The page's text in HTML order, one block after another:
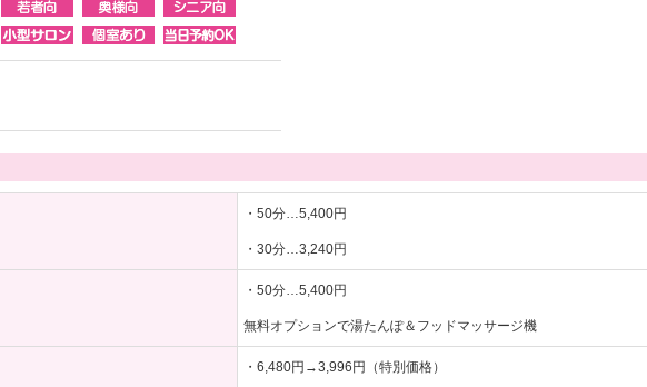
・50分…5,400円
・30分…3,240円
・50分…5,400円
無料オプションで湯たんぽ＆フッドマッサージ機
・6,480円→3,996円（特別価格）